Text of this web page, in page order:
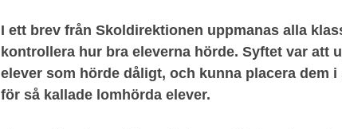
I ett brev från Skoldirektionen uppmanas alla
kontrollera hur bra eleverna hörde. Syftet var att
elever som hörde dåligt, och kunna placera dem
för så kallade lomhörda elever.